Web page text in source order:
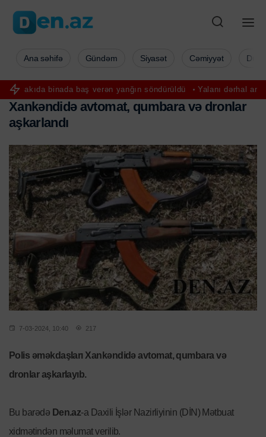
baş verən yanğın söndürüldü Yalanı dərhal anlayan 3 bürc –
Ana səhifə Gündəm Siyasət Cəmiyyət
Xankəndidə avtomat, qumbara və dronlar
aşkarlandı
7-03-2024, 10:40 217
Polis əməkdaşları Xankəndidə avtomat, qumbara və
dronlar aşkarlayıb.
Bu barədə Den.az-a Daxili İşlər Nazirliyinin (DİN) Mətbuat
xidmətindən məlumat verilib.